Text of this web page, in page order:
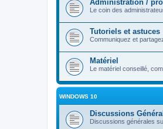
Administration /
Le coin des
Tutoriels et astuces
Communiquez et
Matériel
Le matériel conseillé,
WINDOWS 10
Discussions
Discussions générales